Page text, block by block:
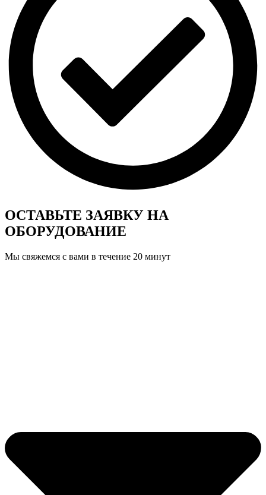
ОСТАВЬТЕ ЗАЯВКУ НА
ОБОРУДОВАНИЕ
Мы свяжемся с вами в течение 20 минут